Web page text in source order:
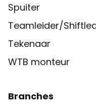
Spuiter
Teamleider/
Tekenaar
WTB monteur
Branches